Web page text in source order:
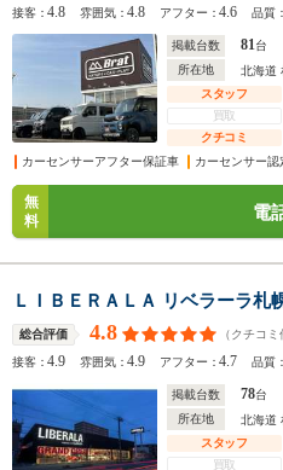
接客：4.8 雰囲気：4.8 アフター：4.6 品質
掲載台数 81台
所在地
北海道
スタッフ
買取
クチコミ
カーセンサーアフター保証車
カーセンサー認
無
料
電
ＬＩＢＥＲＡＬＡ リベラーラ札
総合評価 4.8 （クチコミ
接客：4.9 雰囲気：4.9 アフター：4.7 品質
掲載台数 78台
所在地
北海道
スタッフ
買取